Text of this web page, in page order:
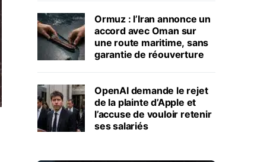
Ormuz : l’Iran annonce un
accord avec Oman sur
une route maritime, sans
garantie de réouverture
OpenAI demande le rejet
de la plainte d’Apple et
l’accuse de vouloir retenir
ses salariés